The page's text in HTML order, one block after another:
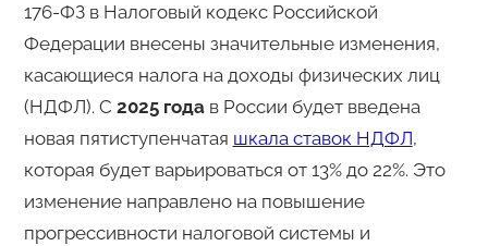
176-ФЗ в Налоговый кодекс Российской
Федерации внесены значительные изменения,
касающиеся налога на доходы физических лиц
(НДФЛ). С 2025 годав России будет введена
новая пятиступенчатая шкала ставок НДФЛ,
которая будет варьироваться от 13% до 22%. Это
изменение направлено на повышение
прогрессивности налоговой системы и